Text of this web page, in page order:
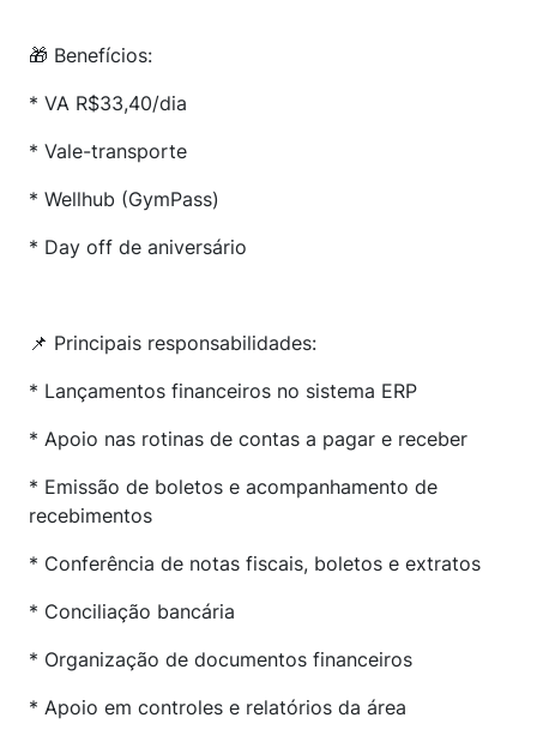
🎁 Benefícios:
* VA R$33,40/dia
* Vale-transporte
* Wellhub (GymPass)
* Day off de aniversário
📌 Principais responsabilidades:
* Lançamentos financeiros no sistema ERP
* Apoio nas rotinas de contas a pagar e receber
* Emissão de boletos e acompanhamento de
recebimentos
* Conferência de notas fiscais, boletos e extratos
* Conciliação bancária
* Organização de documentos financeiros
* Apoio em controles e relatórios da área